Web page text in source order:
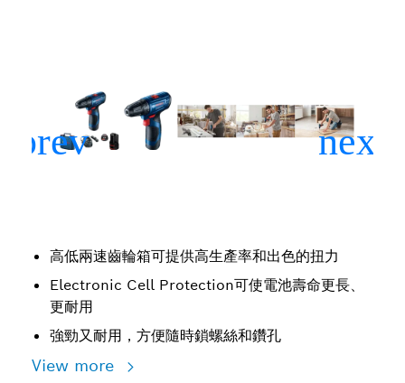
高低兩速齒輪箱可提供高生產率和出色的扭力
Electronic Cell Protection可使電池壽命更長、
更耐用
強勁又耐用，方便隨時鎖螺絲和鑽孔
View more